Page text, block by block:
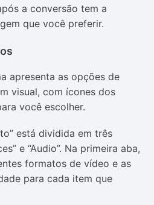
a conversão tem a
que você preferir.
apresenta as opções de
visual, com ícones dos
você escolher.
está dividida em três
e “Audio”. Na primeira aba,
formatos de vídeo e as
para cada item que